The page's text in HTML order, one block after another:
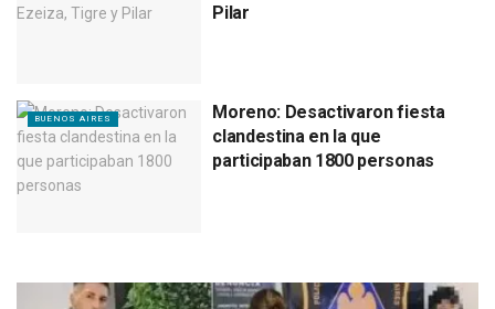
Pilar
BUENOS AIRES
Moreno: Desactivaron fiesta
clandestina en la que
participaban 1800 personas